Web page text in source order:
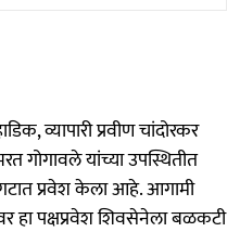
व्यापारी प्रवीण चांदोरकर
गोगावले यांच्या उपस्थितीत
प्रवेश केला आहे. आगामी
हा पक्षप्रवेश शिवसेनेला बळकटी